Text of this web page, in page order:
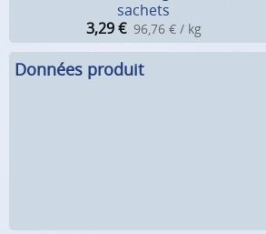
sachets
3,29 € 96,76 € / kg
Données produit